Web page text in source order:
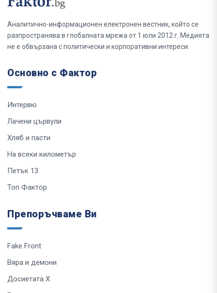
Аналитично-информационен електронен вестник, който се
разпространява в глобалната мрежа от 1 юли 2012 г. Медията
не е обвързана с политически и корпоративни интереси.
Основно с Фактор
Интервю
Лачени цървули
Хляб и пасти
На всеки километър
Петък 13
Топ Фактор
Препоръчваме Ви
Fake Front
Вяра и демони
Досиетата Х